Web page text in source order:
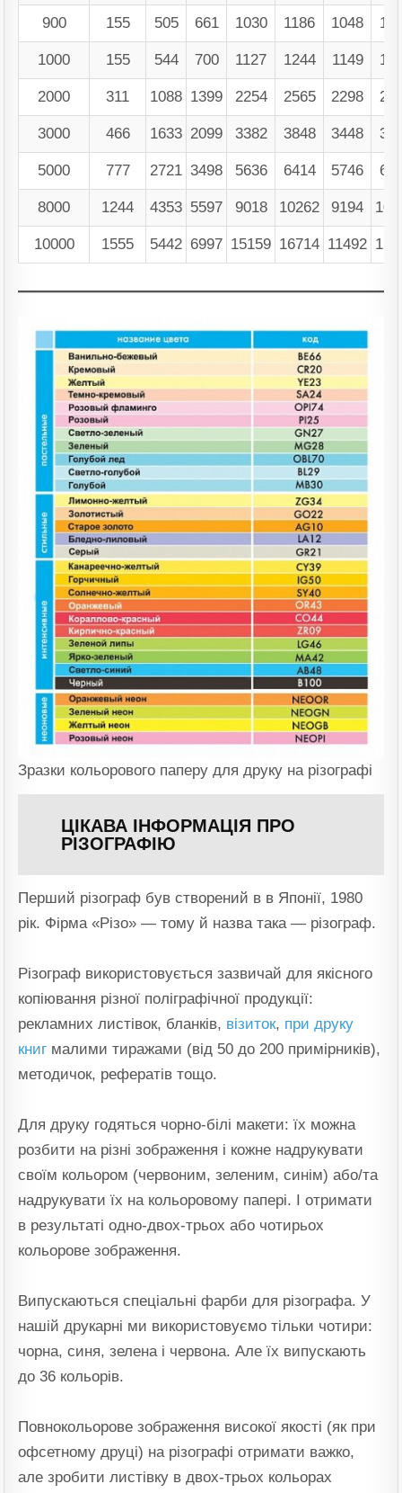
900 155 505 661 1030 1186 1048
1000 155 544 700 1127 1244 1149
2000 311 1088 1399 2254 2565 2298
3000 466 1633 2099 3382 3848 3448
5000 777 2721 3498 5636 6414 5746
8000 1244 4353 5597 9018 10262 9194
10000 1555 5442 6997 15159 16714 11492
Зразки кольорового паперу для друку на різографі
ЦІКАВА ІНФОРМАЦІЯ ПРО
РІЗОГРАФІЮ
Перший різограф був створений в в Японії, 1980
рік. Фірма «Різо» — тому й назва така — різограф.
Різограф використовується зазвичай для якісного
копіювання різної поліграфічної продукції:
рекламних листівок, бланків, візиток, при друку
книг малими тиражами (від 50 до 200 примірників),
методичок, рефератів тощо.
Для друку годяться чорно-білі макети: їх можна
розбити на різні зображення і кожне надрукувати
своїм кольором (червоним, зеленим, синім) або/та
надрукувати їх на кольоровому папері. І отримати
в результаті одно-двох-трьох або чотирьох
кольорове зображення.
Випускаються спеціальні фарби для різографа. У
нашій друкарні ми використовуємо тільки чотири:
чорна, синя, зелена і червона. Але їх випускають
до 36 кольорів.
Повнокольорове зображення високої якості (як при
офсетному друці) на різографі отримати важко,
але зробити листівку в двох-трьох кольорах